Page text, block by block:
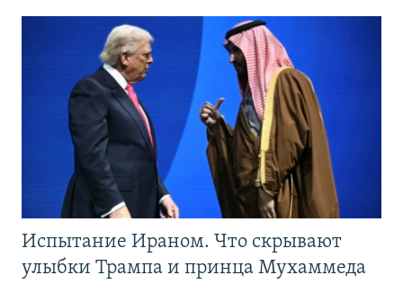
Испытание Ираном. Что скрывают
улыбки Трампа и принца Мухаммеда